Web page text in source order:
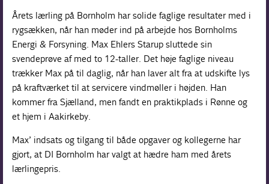
Årets lærling på Bornholm har solide faglige resultater med i
rygsækken, når han møder ind på arbejde hos Bornholms
Energi & Forsyning. Max Ehlers Starup sluttede sin
svendeprøve af med to 12-taller. Det høje faglige niveau
trækker Max på til daglig, når han laver alt fra at udskifte lys
på kraftværket til at servicere vindmøller i højden. Han
kommer fra Sjælland, men fandt en praktikplads i Rønne og
et hjem i Aakirkeby.
Max’ indsats og tilgang til både opgaver og kollegerne har
gjort, at DI Bornholm har valgt at hædre ham med årets
lærlingepris.